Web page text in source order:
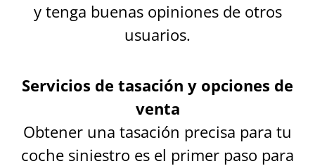
y tenga buenas opiniones de otros
usuarios.
Servicios de tasación y opciones de
venta
Obtener una tasación precisa para tu
coche siniestro es el primer paso para